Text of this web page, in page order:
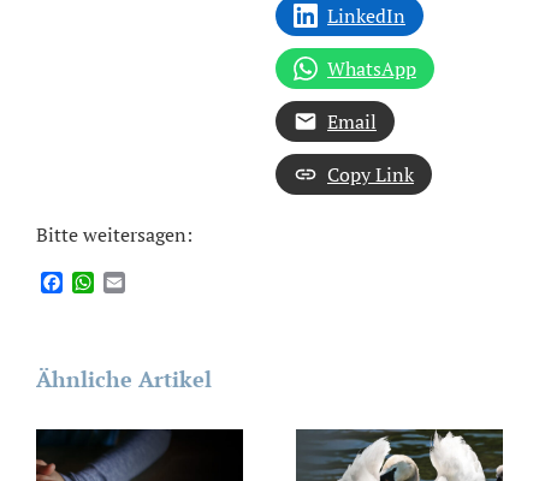
LinkedIn
WhatsApp
Email
Copy Link
Bitte weitersagen:
FacebookWhatsApp
Ähnliche Artikel